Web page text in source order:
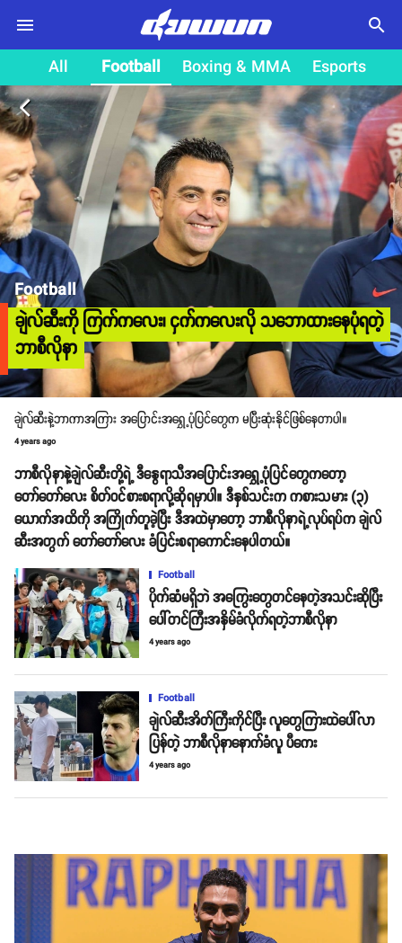
search
All Football Boxing & MMA Esports
arrow_back_ios
Football
ချဲလ်ဆီးကို ကြက်ကလေး၊ ငှက်ကလေးလို သဘောထားနေပုံရတဲ့
ဘာစီလိုနာ
ချဲလ်ဆီးနဲ့ဘာကာအကြား အပြောင်းအရွှေ့ပုံပြင်တွေက မပြီးဆုံးနိုင်ဖြစ်နေတာပါ။
4 years ago
ဘာစီလိုနာနဲ့ချဲလ်ဆီးတို့ရဲ့ ဒီနွေရာသီအပြောင်းအရွှေ့ပုံပြင်တွေကတော့
တော်တော်လေး စိတ်ဝင်စားစရာလို့ဆိုရမှာပါ။ ဒီနှစ်သင်းက ကစားသမား (၃)
ယောက်အထိကို အကြိုက်တူခဲ့ပြီး ဒီအထဲမှာတော့ ဘာစီလိုနာရဲ့လုပ်ရပ်က ချဲလ်
ဆီးအတွက် တော်တော်လေး ခံပြင်းစရာကောင်းနေပါတယ်။
Football
ပိုက်ဆံမရှိဘဲ အကြွေးတွေတင်နေတဲ့အသင်းဆိုပြီး
ပေါ်တင်ကြီးအနှိမ်ခံလိုက်ရတဲ့ဘာစီလိုနာ
4 years ago
Football
ချဲလ်ဆီးအိတ်ကြီးကိုင်ပြီး လူတွေကြားထဲပေါ်လာ
ပြန်တဲ့ ဘာစီလိုနာနောက်ခံလူ ပီကေး
4 years ago